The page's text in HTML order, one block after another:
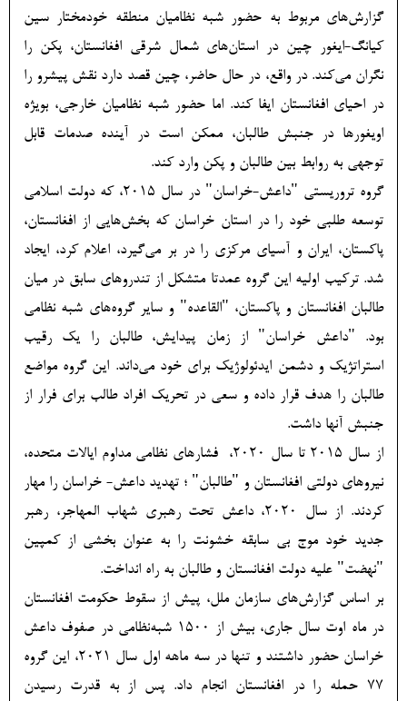
گزارش‌های مربوط به حضور شبه نظامیان منطقه خودمختار سین
کیانگ-ایغور چین در استان‌های شمال شرقی افغانستان، پکن را
نگران می‌کند. در واقع، در حال حاضر، چین قصد دارد نقش پیشرو را
در احیای افغانستان ایفا کند. اما حضور شبه نظامیان خارجی، بویژه
اویغورها در جنبش طالبان، ممکن است در آینده صدمات قابل
توجهی به روابط بین طالبان و پکن وارد کند.
گروه تروریستی "داعش-خراسان" در سال 2015، که دولت اسلامی
توسعه طلبی خود را در استان خراسان که بخش‌هایی از افغانستان،
پاکستان، ایران و آسیای مرکزی را در بر می‌گیرد، اعلام کرد، ایجاد
شد. ترکیب اولیه این گروه عمدتا متشکل از تندروهای سابق در میان
طالبان افغانستان و پاکستان، "القاعده" و سایر گروه‌های شبه نظامی
بود. "داعش خراسان" از زمان پیدایش، طالبان را یک رقیب
استراتژیک و دشمن ایدئولوژیک برای خود می‌داند. این گروه مواضع
طالبان را هدف قرار داده و سعی در تحریک افراد طالب برای فرار از
جنبش آنها داشت.
از سال 2015 تا سال 2020، فشارهای نظامی مداوم ایالات متحده،
نیروهای دولتی افغانستان و "طالبان" ؛ تهدید داعش- خراسان را مهار
کردند. از سال 2020، داعش تحت رهبری شهاب المهاجر، رهبر
جدید خود موج بی سابقه خشونت را به عنوان بخشی از کمپین
"نهضت" علیه دولت افغانستان و طالبان به راه انداخت.
بر اساس گزارش‌های سازمان ملل، پیش از سقوط حکومت افغانستان
در ماه اوت سال جاری، بیش از 1500 شبه‌نظامی در صفوف داعش
خراسان حضور داشتند و تنها در سه ماهه اول سال 2021، این گروه
77 حمله را در افغانستان انجام داد. پس از به قدرت رسیدن